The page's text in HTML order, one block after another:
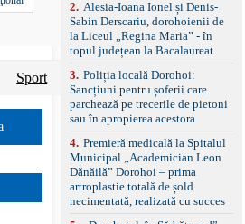
Sport
schimbare bandă și
menținere bandă Faruri
bi-xenon adaptive cu
asistent fază lungă
automată , lumini de zi
LED, proiectoare ceață
LED, spălătoare faruri
față/spate, cameră
marșarier Keyless entry
& start, geamuri electrice
față/spate, oglinzi
electrice, încălzite și
rabatabile Sistem hands-
2. Alesia-Ioana Ionel și Denis-
Sabin Derscariu, dorohoienii de
la Liceul „Regina Maria” - în
topul județean la Bacalaureat
3. Poliția locală Dorohoi:
Sancțiuni pentru șoferii care
parchează pe trecerile de pietoni
sau în apropierea acestora
4. Premieră medicală la Spitalul
Municipal „Academician Leon
Dănăilă” Dorohoi – prima
artroplastie totală de șold
necimentată, realizată cu succes